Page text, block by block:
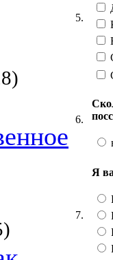
5.
6.
7.
Я